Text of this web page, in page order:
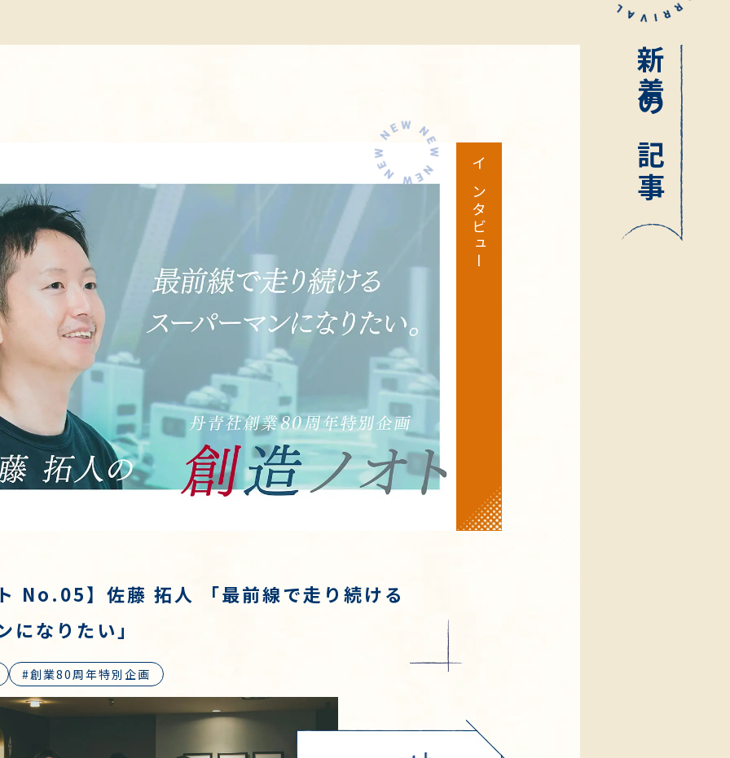
新着の記事
インタビュー
No.05】佐藤 拓人 「最前線で走り続ける
になりたい」
創業80周年特別企画